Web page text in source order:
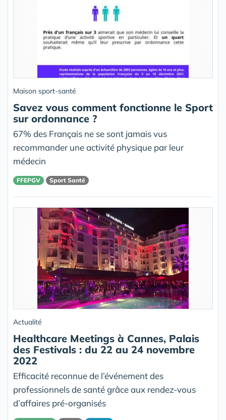
Maison sport-santé
Savez vous comment fonctionne le Sport
sur ordonnance ?
67% des Français ne se sont jamais vus
recommander une activité physique par leur
médecin
FFEPGV Sport Santé
Actualité
Healthcare Meetings à Cannes, Palais
des Festivals : du 22 au 24 novembre
2022
Efficacité reconnue de l’événement des
professionnels de santé grâce aux rendez-vous
d’affaires pré-organisés